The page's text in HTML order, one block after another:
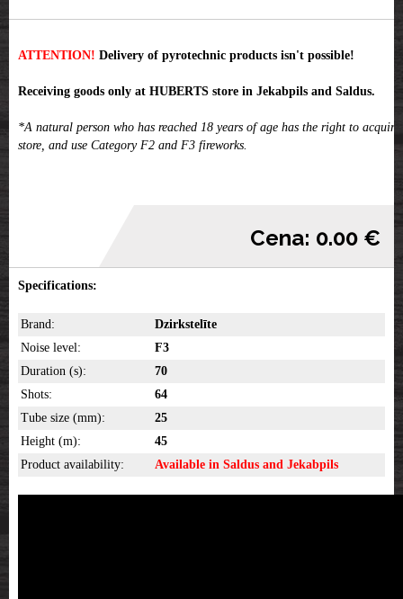
ATTENTION! Delivery of pyrotechnic products isn't possible!
Receiving goods only at HUBERTS store in Jekabpils and Saldus.
*A natural person who has reached 18 years of age has the right to acquire,
store, and use Category F2 and F3 fireworks.
Cena: 0.00 €
Specifications:
Brand:
Dzirkstelīte
Noise level:
F3
Duration (s):
70
Shots:
64
Tube size (mm):
25
Height (m):
45
Product availability:
Available in Saldus and Jekabpils